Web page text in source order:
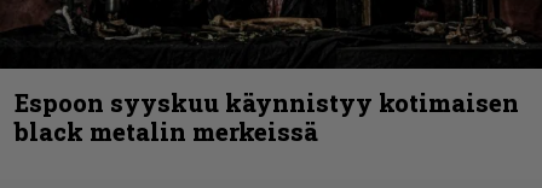
Espoon syyskuu käynnistyy kotimaisen
black metalin merkeissä